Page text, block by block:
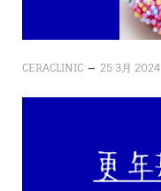
CERACLINIC – 25 3月 2024